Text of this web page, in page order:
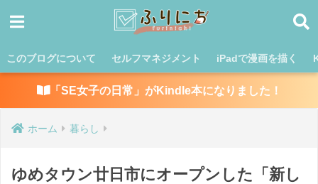
このブログについて セルフマネジメント iPadで漫画を描く
「SE女子の日常」がKindle本になりました！
ホーム 暮らし
ゆめタウン廿日市にオープンした「新し